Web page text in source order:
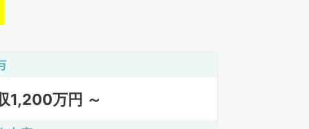
1,200万円 ～